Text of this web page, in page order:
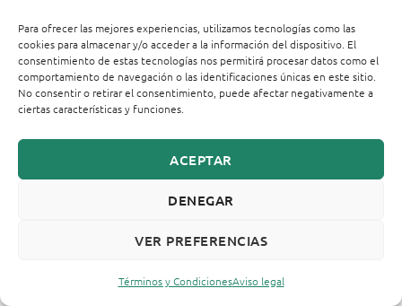
Para ofrecer las mejores experiencias, utilizamos tecnologías como las
cookies para almacenar y/o acceder a la información del dispositivo. El
consentimiento de estas tecnologías nos permitirá procesar datos como el
comportamiento de navegación o las identificaciones únicas en este sitio.
No consentir o retirar el consentimiento, puede afectar negativamente a
ciertas características y funciones.
ACEPTAR
DENEGAR
VER PREFERENCIAS
Términos y CondicionesAviso legal